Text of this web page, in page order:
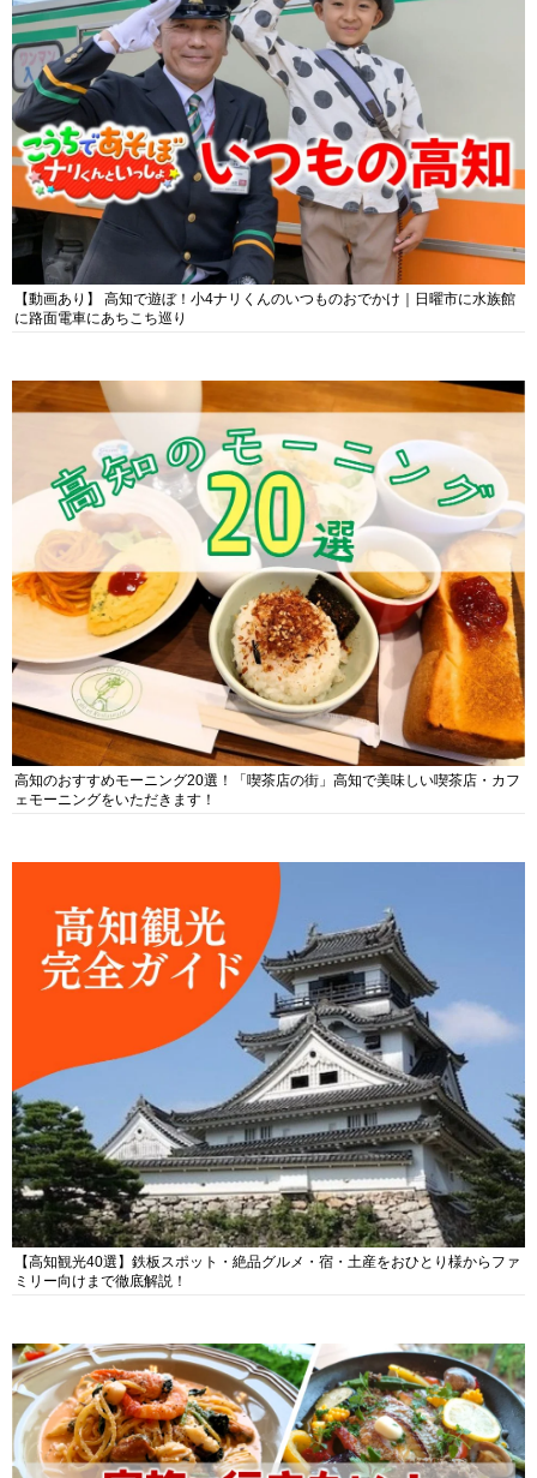
【動画あり】 高知で遊ぼ！小4ナリくんのいつものおでかけ｜日曜市に水族館
に路面電車にあちこち巡り
高知のおすすめモーニング20選！「喫茶店の街」高知で美味しい喫茶店・カフ
ェモーニングをいただきます！
【高知観光40選】鉄板スポット・絶品グルメ・宿・土産をおひとり様からファ
ミリー向けまで徹底解説！